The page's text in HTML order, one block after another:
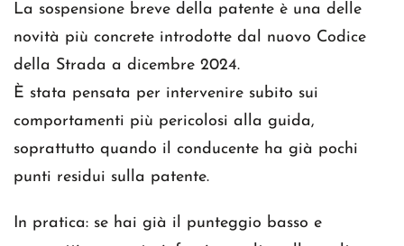
La sospensione breve della patente è una delle
novità più concrete introdotte dal nuovo Codice
della Strada a dicembre 2024.
È stata pensata per intervenire subito sui
comportamenti più pericolosi alla guida,
soprattutto quando il conducente ha già pochi
punti residui sulla patente.
In pratica: se hai già il punteggio basso e